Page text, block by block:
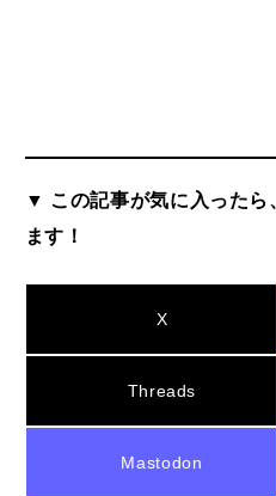
▼ この記事が気に入ったら
ます！
X
Threads
Mastodon